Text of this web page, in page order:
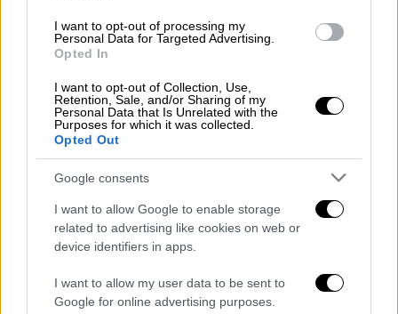
I want to opt-out of processing my
Personal Data for Targeted Advertising.
Opted In
I want to opt-out of Collection, Use,
Retention, Sale, and/or Sharing of my
Personal Data that Is Unrelated with the
Purposes for which it was collected.
Opted Out
Google consents
I want to allow Google to enable storage
related to advertising like cookies on web or
device identifiers in apps.
I want to allow my user data to be sent to
Google for online advertising purposes.
Μπαίνετε στο sitee-stamp.elta.grή στην
ιστοσελίδα των Ελληνικών
ποσότητα των γραμματοσήμων που
επιθυμείτε, με οποιαδήποτε χρεωστική
ή πιστωτική κάρτα, σε ασφαλές
τραπεζικό περιβάλλον.
Αναγράφετε, καθαρά, τον 12ψηφιο
αλφαριθμητικό κωδικό στο πάνω δεξί
μέρος του φακέλου σας, όπου συνήθως
επικολλάται το γραμματόσημο.
Τοποθετείτε την αλληλογραφία σας στο
γραμματοκιβώτιο της γειτονιάς σας.